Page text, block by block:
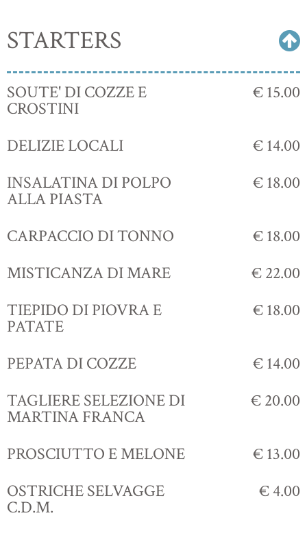
STARTERS
SOUTE' DI COZZE E
CROSTINI
€ 15.00
DELIZIE LOCALI
€ 14.00
INSALATINA DI POLPO
ALLA PIASTA
€ 18.00
CARPACCIO DI TONNO
€ 18.00
MISTICANZA DI MARE
€ 22.00
TIEPIDO DI PIOVRA E
PATATE
€ 18.00
PEPATA DI COZZE
€ 14.00
TAGLIERE SELEZIONE DI
MARTINA FRANCA
€ 20.00
PROSCIUTTO E MELONE
€ 13.00
OSTRICHE SELVAGGE
C.D.M.
€ 4.00